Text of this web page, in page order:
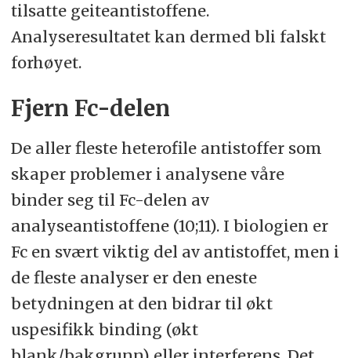
tilsatte geiteantistoffene.
Analyseresultatet kan dermed bli falskt
forhøyet.
Fjern Fc-delen
De aller fleste heterofile antistoffer som
skaper problemer i analysene våre
binder seg til Fc-delen av
analyseantistoffene (10;11). I biologien er
Fc en svært viktig del av antistoffet, men i
de fleste analyser er den eneste
betydningen at den bidrar til økt
uspesifikk binding (økt